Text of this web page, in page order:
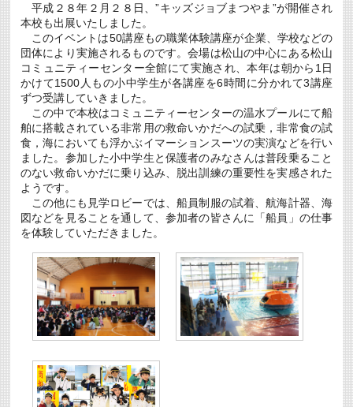
ス
ン
チ
ャ
ー
グ
プ
リ
全
国
大
会
特
別
賞
平成２８年２月２８日、”キッズジョブまつやま”が開催され
本校も出展いたしました。
このイベントは50講座もの職業体験講座が企業、学校などの
団体により実施されるものです。会場は松山の中心にある松山
コミュニティーセンター全館にて実施され、本年は朝から1日
かけて1500人もの小中学生が各講座を6時間に分かれて3講座
ずつ受講していきました。
この中で本校はコミュニティーセンターの温水プールにて船
舶に搭載されている非常用の救命いかだへの試乗，非常食の試
食，海においても浮かぶイマーションスーツの実演などを行い
ました。参加した小中学生と保護者のみなさんは普段乗ること
のない救命いかだに乗り込み、脱出訓練の重要性を実感された
ようです。
この他にも見学ロビーでは、船員制服の試着、航海計器、海
図などを見ることを通して、参加者の皆さんに「船員」の仕事
を体験していただきました。